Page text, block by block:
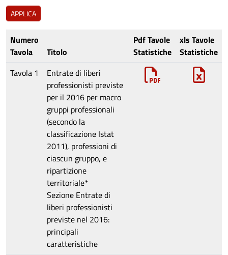
Numero
Tavola
Titolo
Pdf Tavole
Statistiche
xls Tavole
Statistiche
Tavola 1
Entrate di liberi
professionisti previste
per il 2016 per macro
gruppi professionali
(secondo la
classificazione Istat
2011), professioni di
ciascun gruppo, e
ripartizione
territoriale*
Sezione Entrate di
liberi professionisti
previste nel 2016:
principali
caratteristiche